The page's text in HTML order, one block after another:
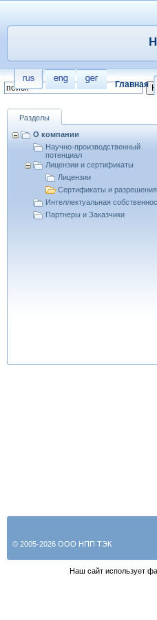
Главная
Разделы
О компании
Научно-производственный
потенциал
Лицензии и сертификаты
Лицензии
Сертификаты и разрешения
Интеллектуальная
Партнеры и Заказчики
© 2005-2026 ООО НПП ТЭК
Наш сайт использует